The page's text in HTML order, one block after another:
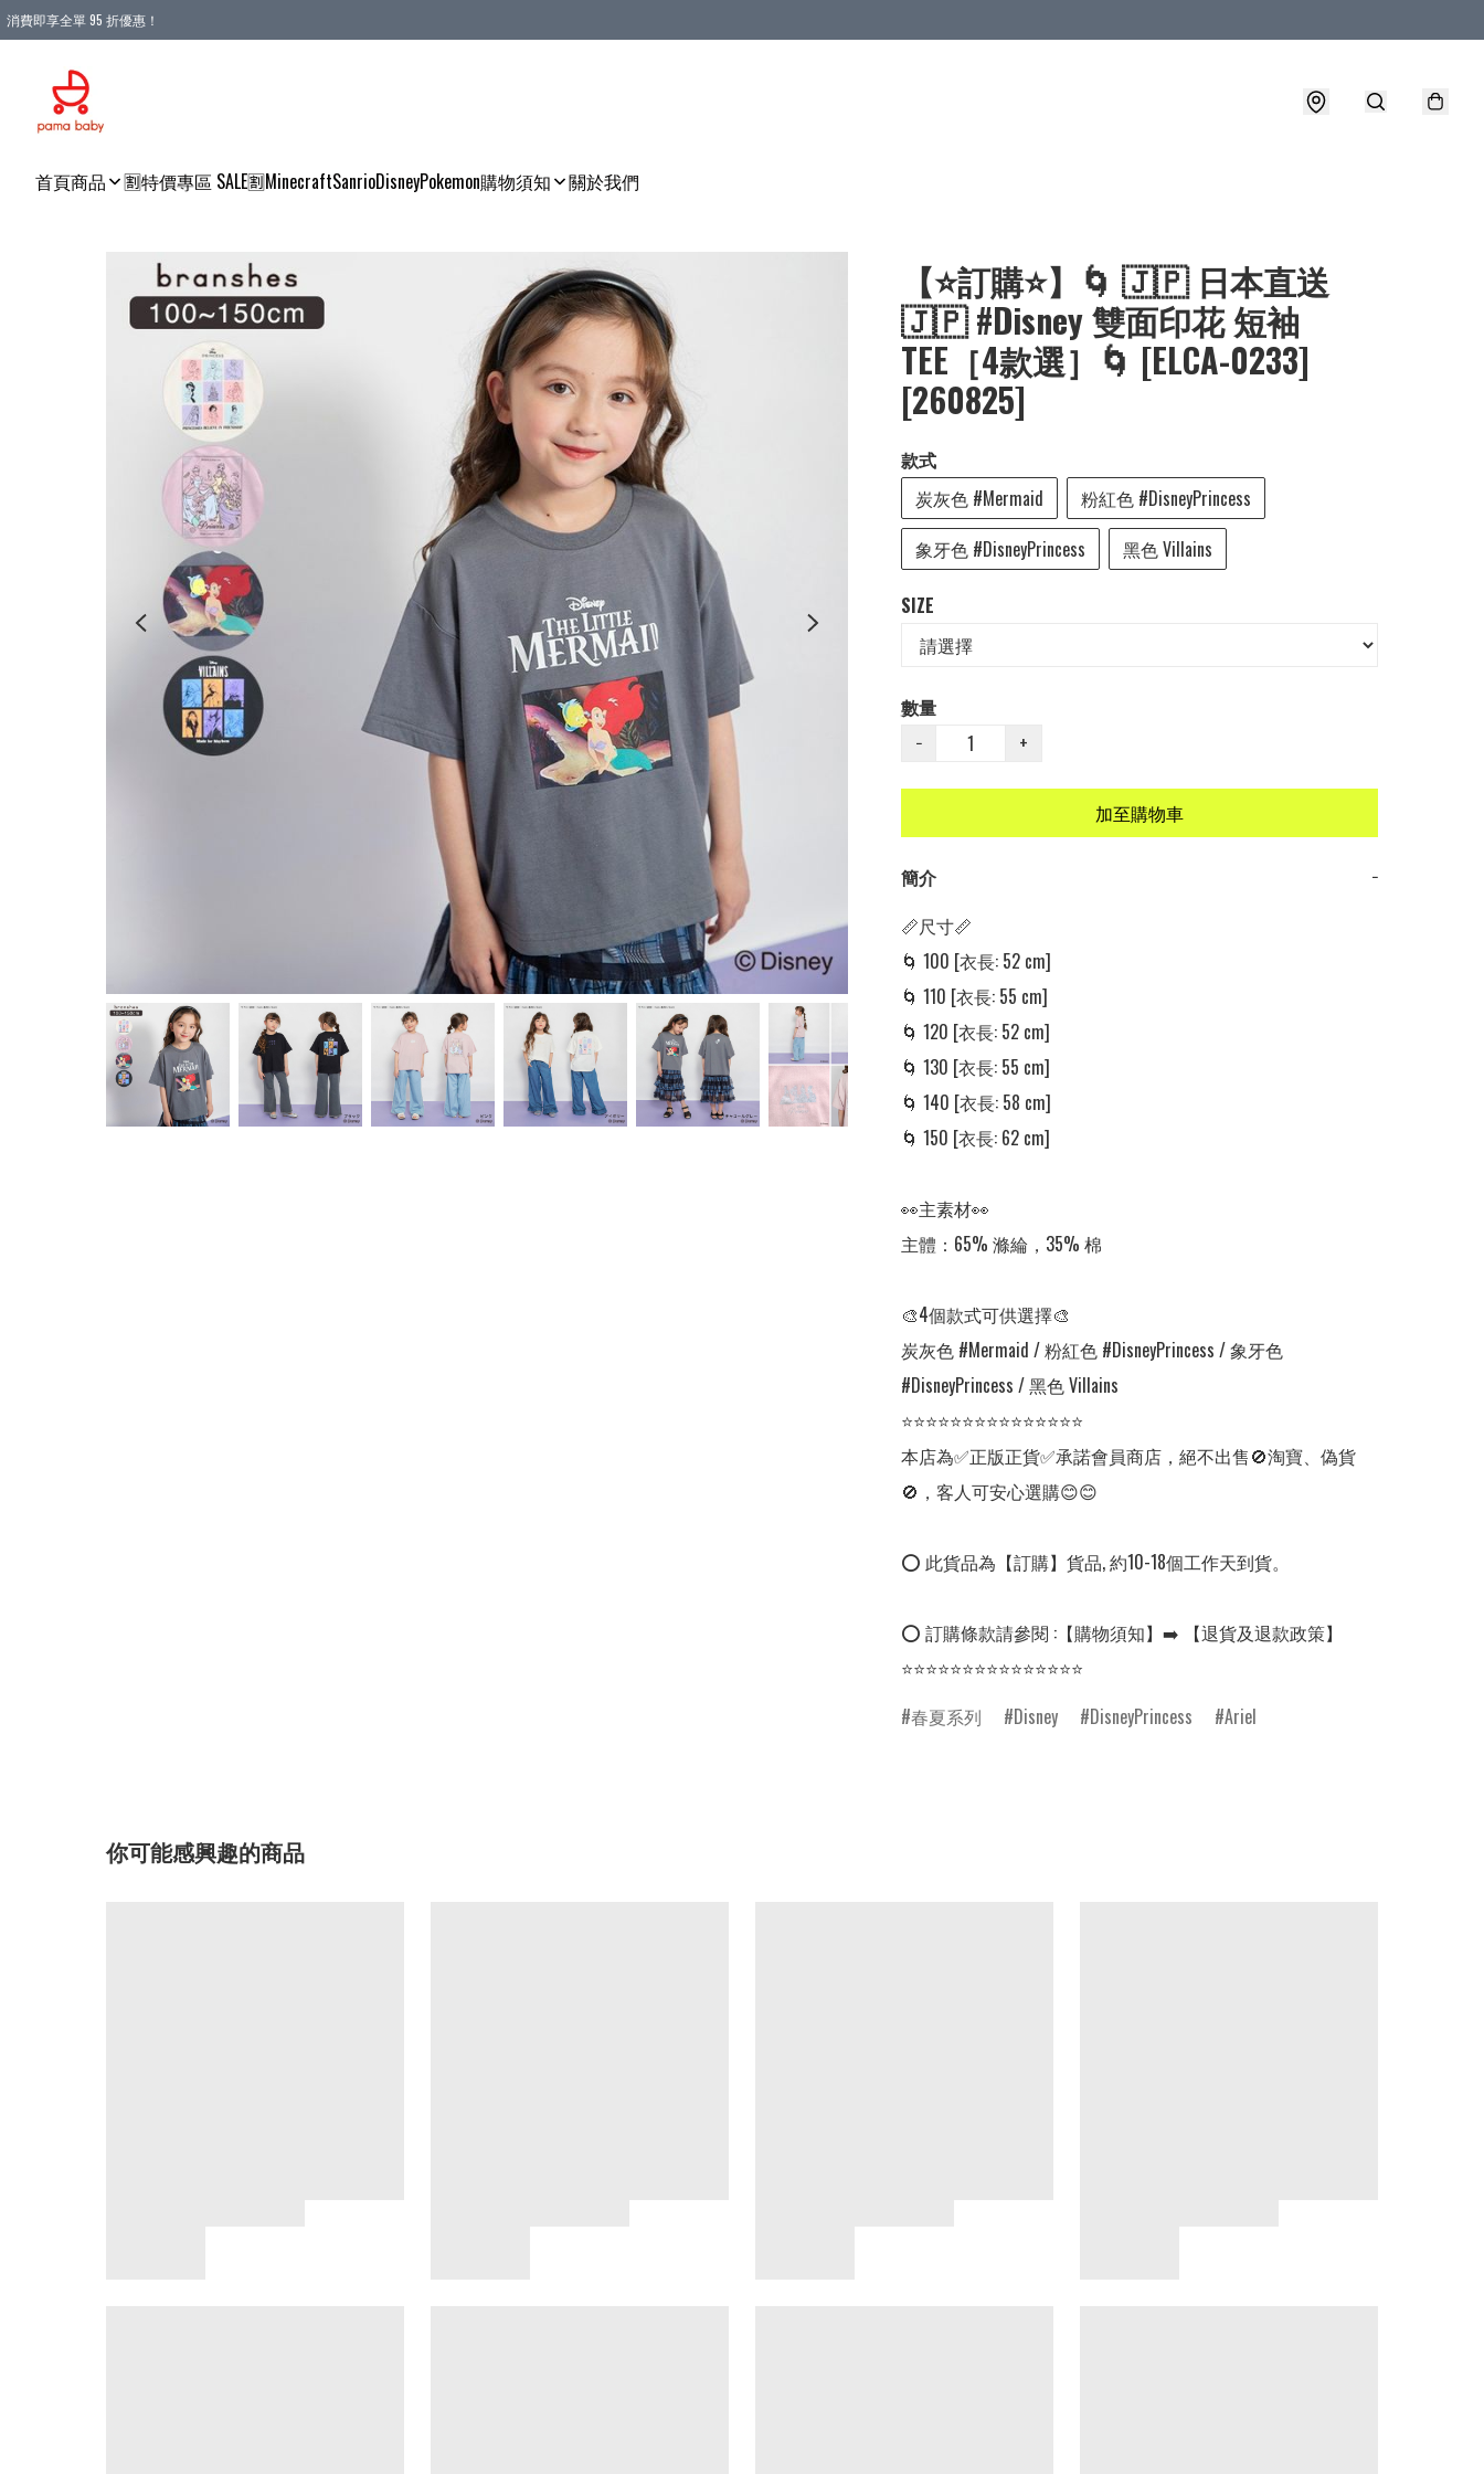
消費即享全單 95 折優惠！
首頁商品 🈹特價專區 SALE🈹MinecraftSanrioDisneyPokemon購物須知 關於我們
【⭐訂購⭐】🌀 🇯🇵 日本直送
🇯🇵 #Disney 雙面印花 短袖
TEE［4款選］🌀 [ELCA-0233]
[260825]
款式
炭灰色 #Mermaid
粉紅色 #DisneyPrincess
象牙色 #DisneyPrincess
黑色 Villains
SIZE
數量
−
+
加至購物車
簡介
−
📏尺寸📏
🌀 100 [衣長: 52 cm]
🌀 110 [衣長: 55 cm]
🌀 120 [衣長: 52 cm]
🌀 130 [衣長: 55 cm]
🌀 140 [衣長: 58 cm]
🌀 150 [衣長: 62 cm]
👀主素材👀
主體：65% 滌綸，35% 棉
🎨4個款式可供選擇🎨
炭灰色 #Mermaid / 粉紅色 #DisneyPrincess / 象牙色
#DisneyPrincess / 黑色 Villains
⭐⭐⭐⭐⭐⭐⭐⭐⭐⭐⭐⭐⭐⭐⭐
本店為✅正版正貨✅承諾會員商店，絕不出售🚫淘寶、偽貨
🚫，客人可安心選購😊😊
⭕ 此貨品為【訂購】貨品, 約10-18個工作天到貨。
⭕ 訂購條款請參閱 :【購物須知】➡️ 【退貨及退款政策】
⭐⭐⭐⭐⭐⭐⭐⭐⭐⭐⭐⭐⭐⭐⭐
春夏系列
Disney DisneyPrincess Ariel
你可能感興趣的商品